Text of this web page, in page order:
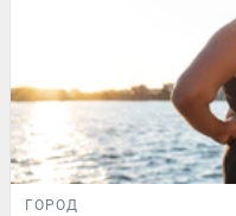
ГОРОД